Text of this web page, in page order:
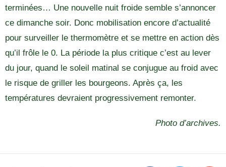
terminées… Une nouvelle nuit froide semble s’annoncer
ce dimanche soir. Donc mobilisation encore d’actualité
pour surveiller le thermomètre et se mettre en action dès
qu’il frôle le 0. La période la plus critique c’est au lever
du jour, quand le soleil matinal se conjugue au froid avec
le risque de griller les bourgeons. Après ça, les
températures devraient progressivement remonter.
Photo d’archives.